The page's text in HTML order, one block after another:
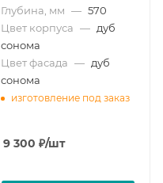
Глубина, мм — 570
Цвет корпуса — дуб
сонома
Цвет фасада — дуб
сонома
изготовление под заказ
9 300 ₽/шт